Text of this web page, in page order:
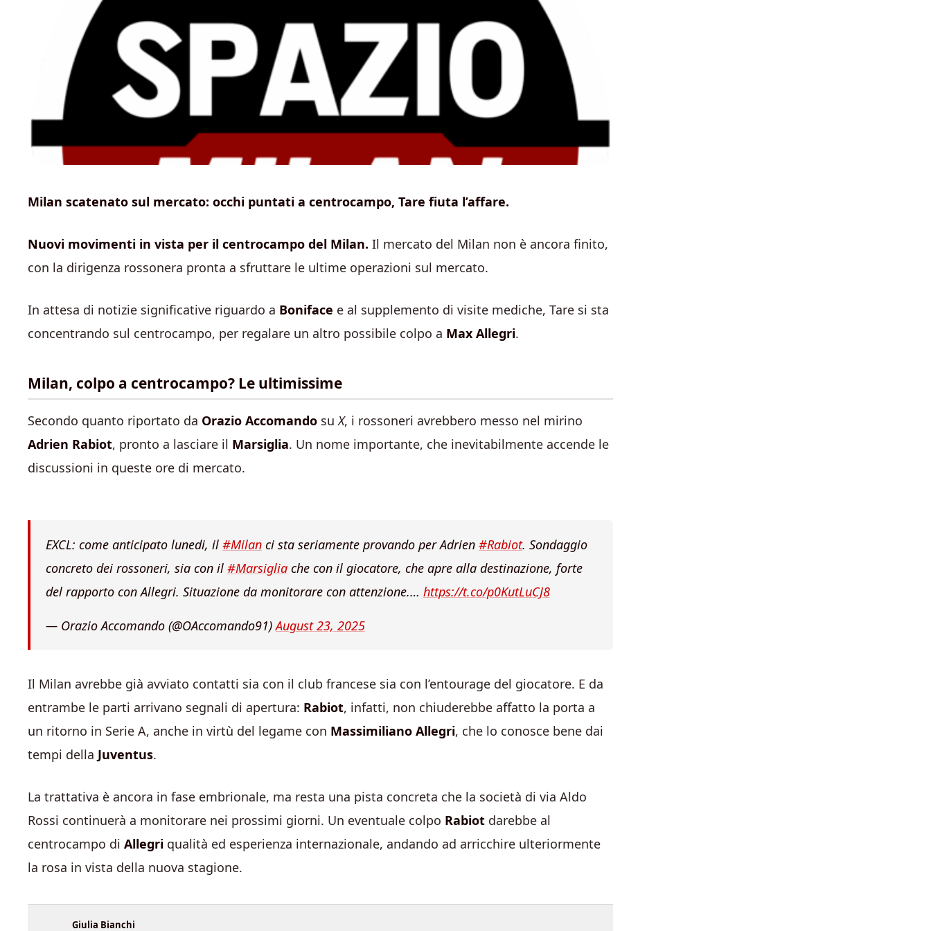
Milan scatenato sul mercato: occhi puntati a centrocampo, Tare fiuta l’affare.
Nuovi movimenti in vista per il centrocampo del Milan. Il mercato del Milan non è ancora finito,
con la dirigenza rossonera pronta a sfruttare le ultime operazioni sul mercato.
In attesa di notizie significative riguardo a Boniface e al supplemento di visite mediche, Tare si sta
concentrando sul centrocampo, per regalare un altro possibile colpo a Max Allegri.
Milan, colpo a centrocampo? Le ultimissime
Secondo quanto riportato da Orazio Accomando su X, i rossoneri avrebbero messo nel mirino
Adrien Rabiot, pronto a lasciare il Marsiglia. Un nome importante, che inevitabilmente accende le
discussioni in queste ore di mercato.
EXCL: come anticipato lunedi, il #Milan ci sta seriamente provando per Adrien #Rabiot. Sondaggio
concreto dei rossoneri, sia con il #Marsiglia che con il giocatore, che apre alla destinazione, forte
del rapporto con Allegri. Situazione da monitorare con attenzione.… https://t.co/p0KutLuCJ8
— Orazio Accomando (@OAccomando91)August 23, 2025
Il Milan avrebbe già avviato contatti sia con il club francese sia con l’entourage del giocatore. E da
entrambe le parti arrivano segnali di apertura: Rabiot, infatti, non chiuderebbe affatto la porta a
un ritorno in Serie A, anche in virtù del legame con Massimiliano Allegri, che lo conosce bene dai
tempi della Juventus.
La trattativa è ancora in fase embrionale, ma resta una pista concreta che la società di via Aldo
Rossi continuerà a monitorare nei prossimi giorni. Un eventuale colpo Rabiot darebbe al
centrocampo di Allegri qualità ed esperienza internazionale, andando ad arricchire ulteriormente
la rosa in vista della nuova stagione.
Giulia Bianchi